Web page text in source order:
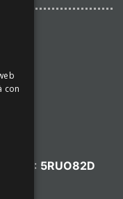
(SDI): 5RUO82D
con